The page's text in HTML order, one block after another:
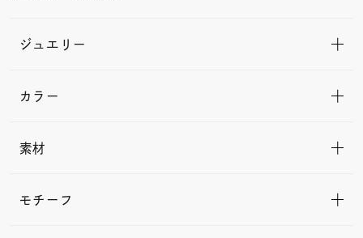
ジュエリー
カラー
素材
モチーフ